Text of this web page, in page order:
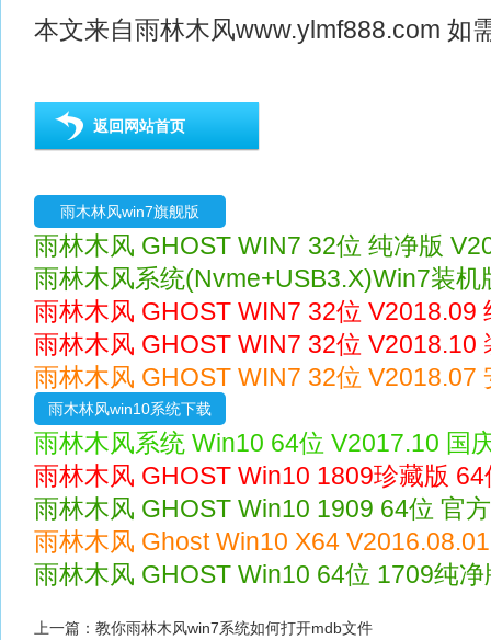
本文来自雨林木风www.ylmf888.com 如
返回网站首页
雨木林风win7旗舰版
雨林木风 GHOST WIN7 32位 纯净版
雨林木风系统(Nvme+USB3.X)Win7装机
雨林木风 GHOST WIN7 32位 V2018.09
雨林木风 GHOST WIN7 32位 V2018.10
雨林木风 GHOST WIN7 32位 V2018.07
雨木林风win10系统下载
雨林木风系统 Win10 64位 V2017.10 国
雨林木风 GHOST Win10 1809珍藏版
雨林木风 GHOST Win10 1909 64位 官
雨林木风 Ghost Win10 X64
雨林木风 GHOST Win10 64位 1709纯
上一篇： 教你雨林木风win7系统如何打开mdb文件